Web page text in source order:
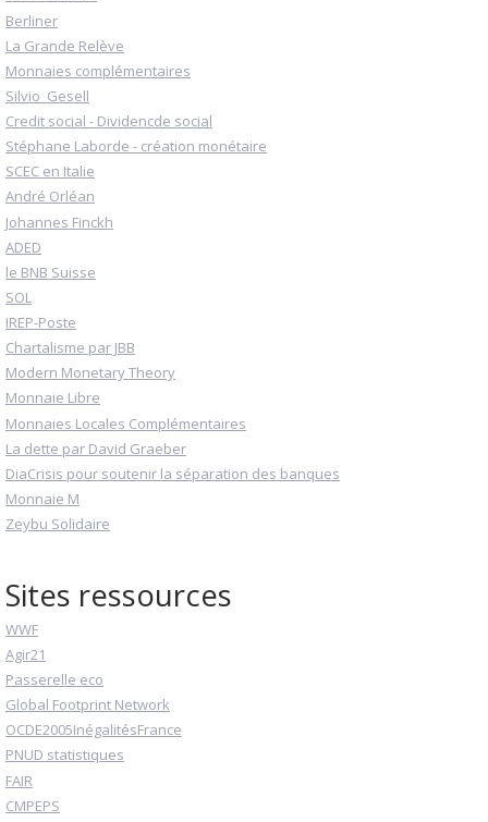
Berliner
La Grande Relève
Monnaies complémentaires
Silvio_Gesell
Credit social - Dividencde social
Stéphane Laborde - création monétaire
SCEC en Italie
André Orléan
Johannes Finckh
ADED
le BNB Suisse
SOL
IREP-Poste
Chartalisme par JBB
Modern Monetary Theory
Monnaie Libre
Monnaies Locales Complémentaires
La dette par David Graeber
DiaCrisis pour soutenir la séparation des banques
Monnaie M
Zeybu Solidaire
Sites ressources
WWF
Agir21
Passerelle eco
Global Footprint Network
OCDE2005InégalitésFrance
PNUD statistiques
FAIR
CMPEPS